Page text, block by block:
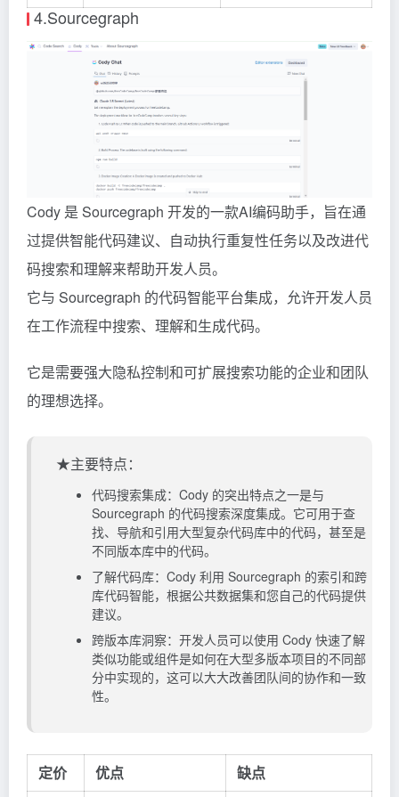
4.Sourcegraph
Cody 是 Sourcegraph 开发的一款AI编码助手，旨在通
过提供智能代码建议、自动执行重复性任务以及改进代
码搜索和理解来帮助开发人员。
它与 Sourcegraph 的代码智能平台集成，允许开发人员
在工作流程中搜索、理解和生成代码。
它是需要强大隐私控制和可扩展搜索功能的企业和团队
的理想选择。
★主要特点：
代码搜索集成：Cody 的突出特点之一是与
Sourcegraph 的代码搜索深度集成。它可用于查
找、导航和引用大型复杂代码库中的代码，甚至是
不同版本库中的代码。
了解代码库：Cody 利用 Sourcegraph 的索引和跨
库代码智能，根据公共数据集和您自己的代码提供
建议。
跨版本库洞察：开发人员可以使用 Cody 快速了解
类似功能或组件是如何在大型多版本项目的不同部
分中实现的，这可以大大改善团队间的协作和一致
性。
定价 优点
缺点